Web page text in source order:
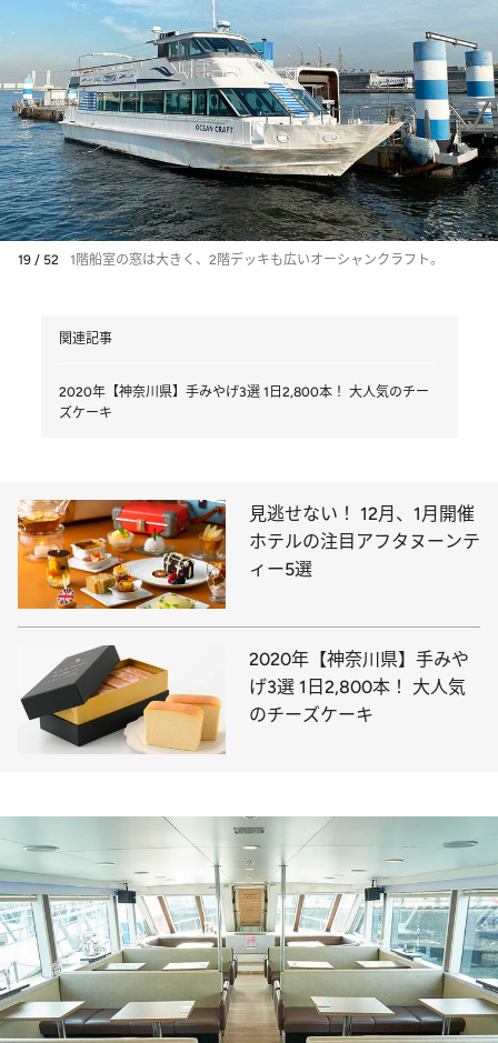
19 / 52 1階船室の窓は大きく、2階デッキも広いオーシャンクラフト。
関連記事
2020年【神奈川県】手みやげ3選 1日2,800本！ 大人気のチー
ズケーキ
見逃せない！ 12月、1月開催
ホテルの注目アフタヌーンテ
ィー5選
2020年【神奈川県】手みや
げ3選 1日2,800本！ 大人気
のチーズケーキ